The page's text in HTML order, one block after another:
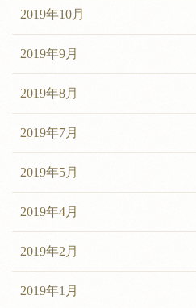
2019年10月
2019年9月
2019年8月
2019年7月
2019年5月
2019年4月
2019年2月
2019年1月